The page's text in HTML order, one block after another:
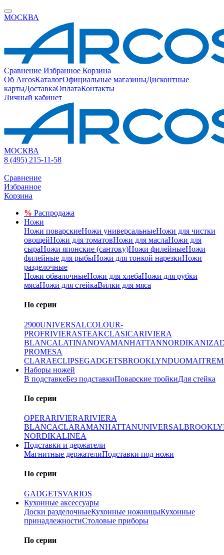
МОСКВА
Сравнение Избранное Корзина
Об ArcosКаталогОфициальные магазиныДисконтные
картыДоставкаОплатаКонтакты
Личный кабинет
МОСКВА
8 (495) 215-11-58
Сравнение
Избранное
Корзина
% Распродажа
Ножи
Ножи поварскиеНожи универсальныеНожи для чистки
овощейНожи для томатовНожи для маслаНожи для
сыраНожи японские (сантоку)Ножи филейныеНожи
филейные для рыбыНожи для тонкой нарезкиНожи
разделочные
Ножи обвалочныеНожи для хлебаНожи для рубки
мясаНожи для стейкаВилки для мяса
По серии
2900UNIVERSALCOLOUR-
PROFRIVIERASTEAKCLASICARIVIERA
BLANCALATINANOVAMANHATTANNORDIKANIZA
PROMESA
CLARAECLIPSEGADGETSBROOKLYNDUOMAITRE
Наборы ножей
В подставкеБез подставкиПоварские тройкиДля стейка
По серии
OPERARIVIERARIVIERA
BLANCACLARAMANHATTANUNIVERSAL
NORDIKALINEA
Подставки и держатели
Магнитные держателиПодставки под ножи
По серии
GADGETSVARIOS
Кухонные аксессуары
Доски разделочныеКухонные ножницыКухонные
принадлежностиСтоловые приборы
По серии